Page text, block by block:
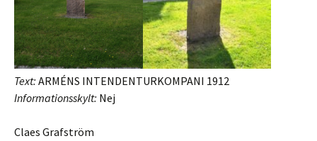
Text: ARMÉNS INTENDENTURKOMPANI 1912
Informationsskylt: Nej
Claes Grafström